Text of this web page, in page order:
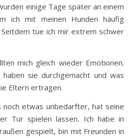
einige Tage später an einem
ich mit meinen Hunden häufig
tue ich mir extrem schwer
mich gleich wieder Emotionen.
sie durchgemacht und was
Eltern ertragen.
noch etwas unbedarfter, hat seine
Tür spielen lassen. Ich habe in
gespielt, bin mit Freunden in